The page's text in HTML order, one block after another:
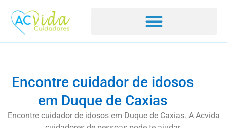
Encontre cuidador de idosos
em Duque de Caxias
Encontre cuidador de idosos em Duque de Caxias. A Acvida